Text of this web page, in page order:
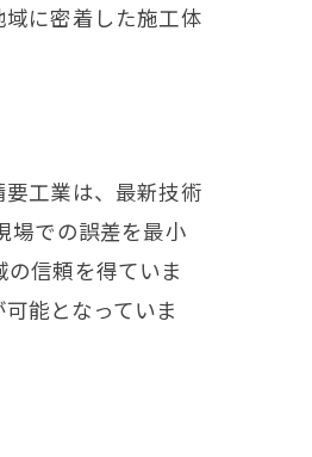
に密着した施工体
工業は、最新技術
場での誤差を最小
信頼を得ていま
能となっていま